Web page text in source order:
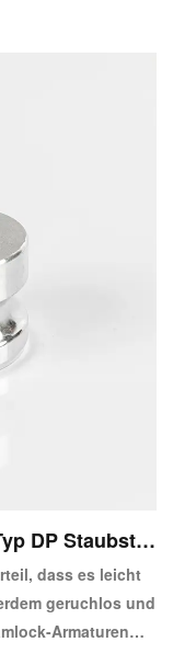
DP Staubste
dass es leicht
geruchlos und
Armaturen